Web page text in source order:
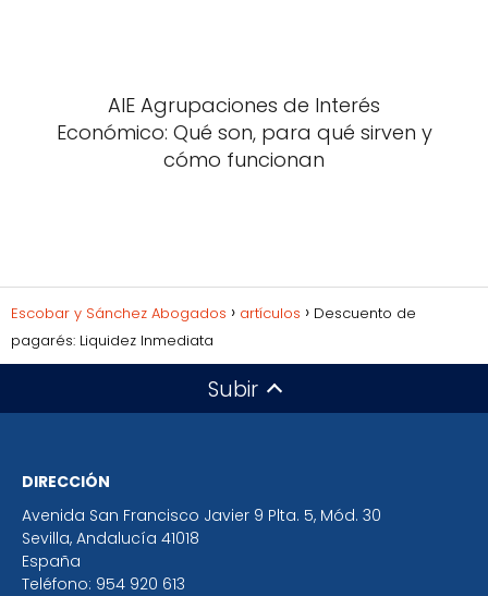
AIE Agrupaciones de Interés
Económico: Qué son, para qué sirven y
cómo funcionan
Escobar y Sánchez Abogados artículos
Descuento de
pagarés: Liquidez Inmediata
Subir
DIRECCIÓN
Avenida San Francisco Javier 9 Plta. 5, Mód. 30
Sevilla, Andalucía 41018
España
Teléfono: 954 920 613